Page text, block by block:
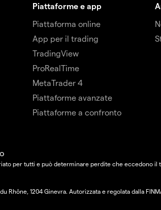
Piattaforme e app
Piattaforma online
App per il trading
TradingView
ProRealTime
MetaTrader 4
Piattaforme avanzate
Piattaforme a confronto
per tutti e può determinare perdite che eccedono
Rhône, 1204 Ginevra. Autorizzata e regolata dalla